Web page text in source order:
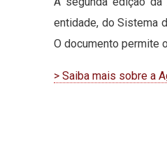
entidade, do Sistema
O documento permite
> Saiba mais sobre a